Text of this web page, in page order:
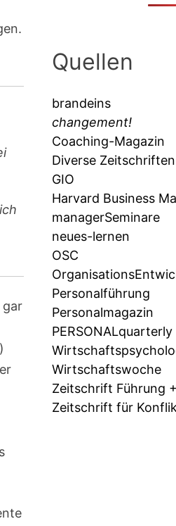
gar
Quellen
brandeins
changement!
Coaching-Magazin
Diverse Zeitschriften
GIO
Harvard Business
managerSeminare
neues-lernen
OSC
Personalführung
Personalmagazin
PERSONALquarterly
Wirtschaftswoche
Zeitschrift Führung
Zeitschrift für